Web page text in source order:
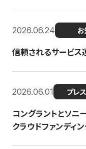
2026.06.24
信頼されるサービス
2026.06.01 プレ
コングラントとソ
クラウドファンディ